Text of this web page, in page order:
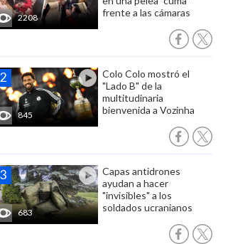
2208
frente a las cámaras
845
Colo Colo mostró el
"Lado B" de la
multitudinaria
bienvenida a Vozinha
683
Capas antidrones
ayudan a hacer
"invisibles" a los
soldados ucranianos